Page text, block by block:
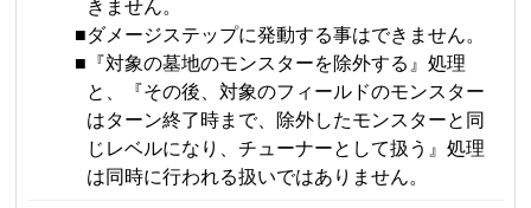
きません。
ダメージステップに発動する事はできません。
『対象の墓地のモンスターを除外する』処理
と、『その後、対象のフィールドのモンスター
はターン終了時まで、除外したモンスターと同
じレベルになり、チューナーとして扱う』処理
は同時に行われる扱いではありません。